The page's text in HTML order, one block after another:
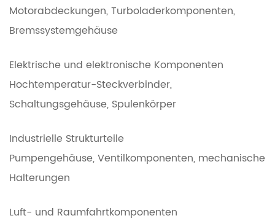
Motorabdeckungen, Turboladerkomponenten,
Bremssystemgehäuse
Elektrische und elektronische Komponenten
Hochtemperatur-Steckverbinder,
Schaltungsgehäuse, Spulenkörper
Industrielle Strukturteile
Pumpengehäuse, Ventilkomponenten, mechanische
Halterungen
Luft- und Raumfahrtkomponenten